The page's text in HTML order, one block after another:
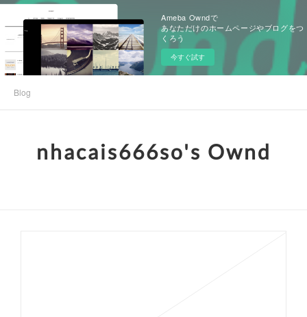
Ameba Owndで
あなただけのホームページやブログをつ
くろう
今すぐ試す
Blog
nhacais666so's Ownd